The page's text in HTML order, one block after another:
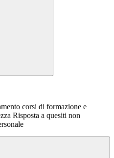
corsi di formazione e
Risposta a quesiti non